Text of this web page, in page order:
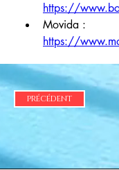
https://
Movida :
https://
précédent